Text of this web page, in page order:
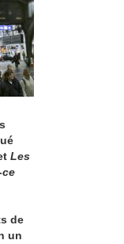
Les
ce
de
un